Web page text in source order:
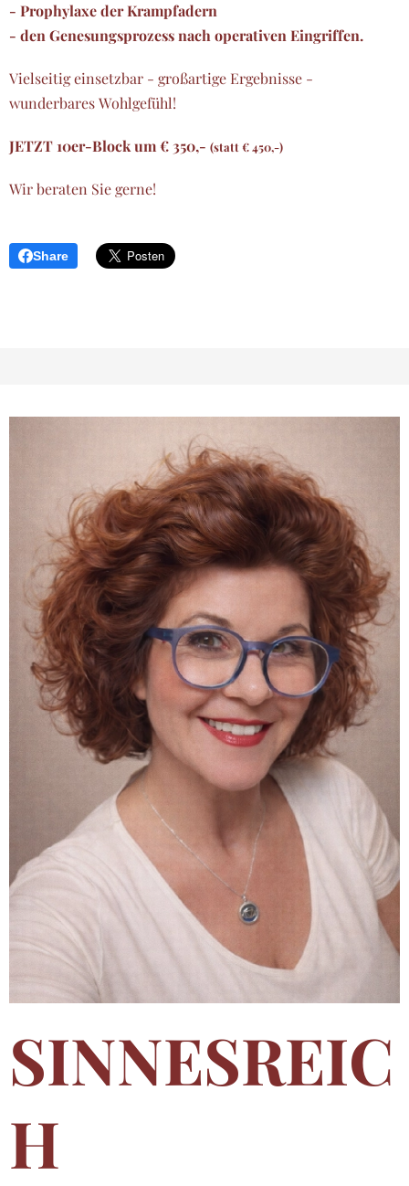
- Prophylaxe der Krampfadern
- den Genesungsprozess nach operativen Eingriffen.
Vielseitig einsetzbar - großartige Ergebnisse -
wunderbares Wohlgefühl!
JETZT 10er-Block um € 350,- (statt € 450,-)
Wir beraten Sie gerne!
Share
SINNESREIC
H